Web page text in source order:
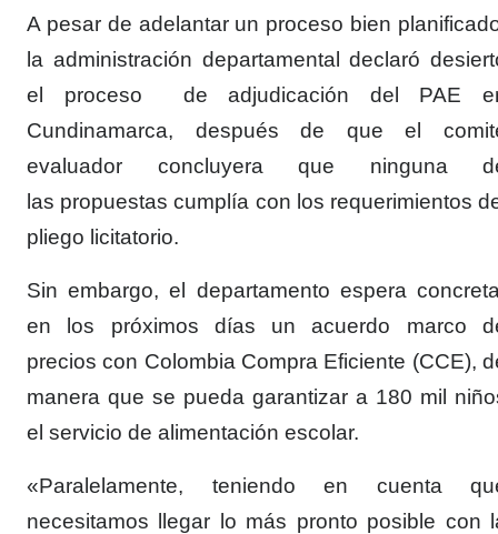
A pesar de adelantar un proceso bien
la administración departamental declaró
el proceso de adjudicación del PAE
Cundinamarca, después de que el
evaluador concluyera que ninguna
las propuestas cumplía con los requerimientos
pliego licitatorio.
Sin embargo, el departamento espera
en los próximos días un acuerdo marco
precios con Colombia Compra Eficiente (CCE),
manera que se pueda garantizar a 180 mil
el servicio de alimentación escolar.
«Paralelamente, teniendo en cuenta
necesitamos llegar lo más pronto posible con